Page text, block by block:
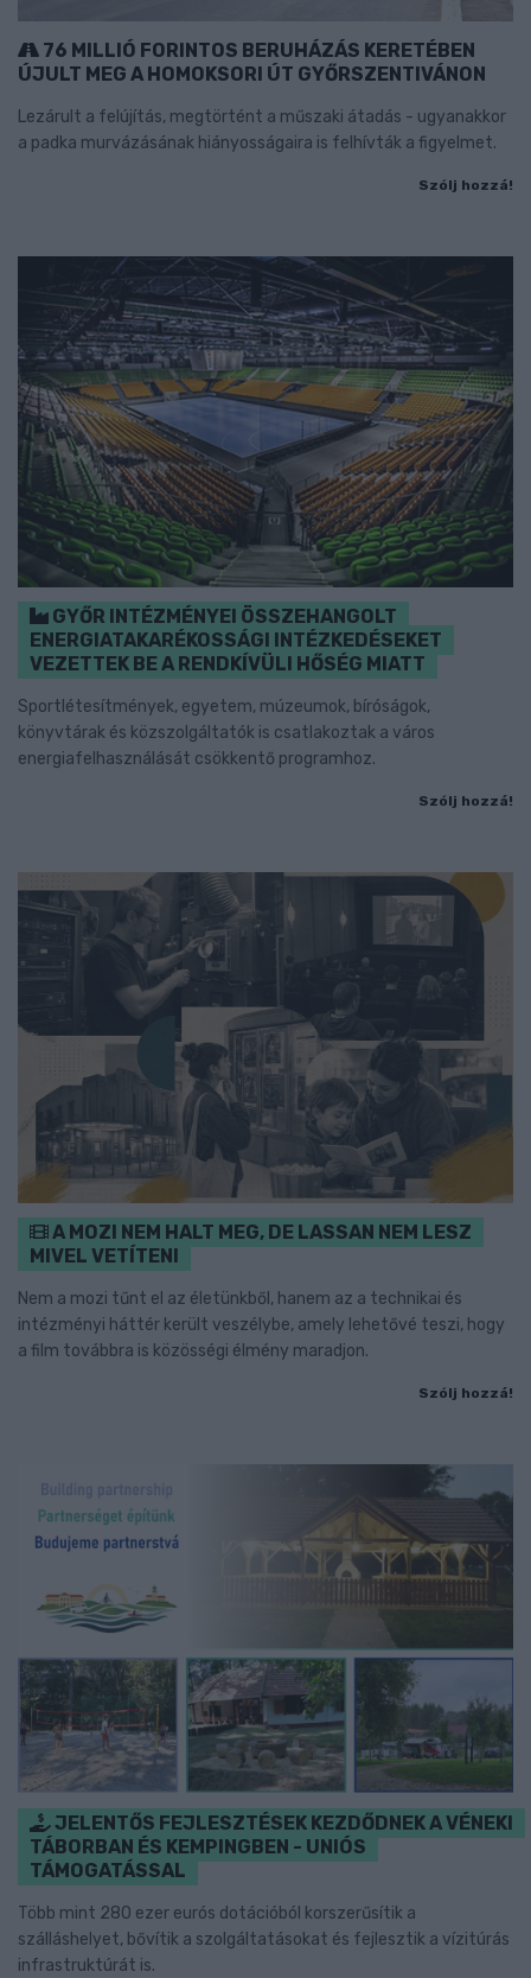
76 MILLIÓ FORINTOS BERUHÁZÁS KERETÉBEN
ÚJULT MEG A HOMOKSORI ÚT GYŐRSZENTIVÁNON
Lezárult a felújítás, megtörtént a műszaki átadás - ugyanakkor
a padka murvázásának hiányosságaira is felhívták a figyelmet.
Szólj hozzá!
GYŐR INTÉZMÉNYEI ÖSSZEHANGOLT
ENERGIATAKARÉKOSSÁGI INTÉZKEDÉSEKET
VEZETTEK BE A RENDKÍVÜLI HŐSÉG MIATT
Sportlétesítmények, egyetem, múzeumok, bíróságok,
könyvtárak és közszolgáltatók is csatlakoztak a város
energiafelhasználását csökkentő programhoz.
Szólj hozzá!
A MOZI NEM HALT MEG, DE LASSAN NEM LESZ
MIVEL VETÍTENI
Nem a mozi tűnt el az életünkből, hanem az a technikai és
intézményi háttér került veszélybe, amely lehetővé teszi, hogy
a film továbbra is közösségi élmény maradjon.
Szólj hozzá!
JELENTŐS FEJLESZTÉSEK KEZDŐDNEK A VÉNEKI
TÁBORBAN ÉS KEMPINGBEN - UNIÓS
TÁMOGATÁSSAL
Több mint 280 ezer eurós dotációból korszerűsítik a
szálláshelyet, bővítik a szolgáltatásokat és fejlesztik a vízitúrás
infrastruktúrát is.